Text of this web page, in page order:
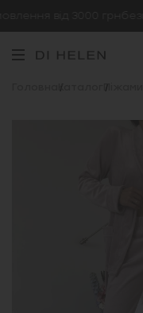
Каталог Піжами